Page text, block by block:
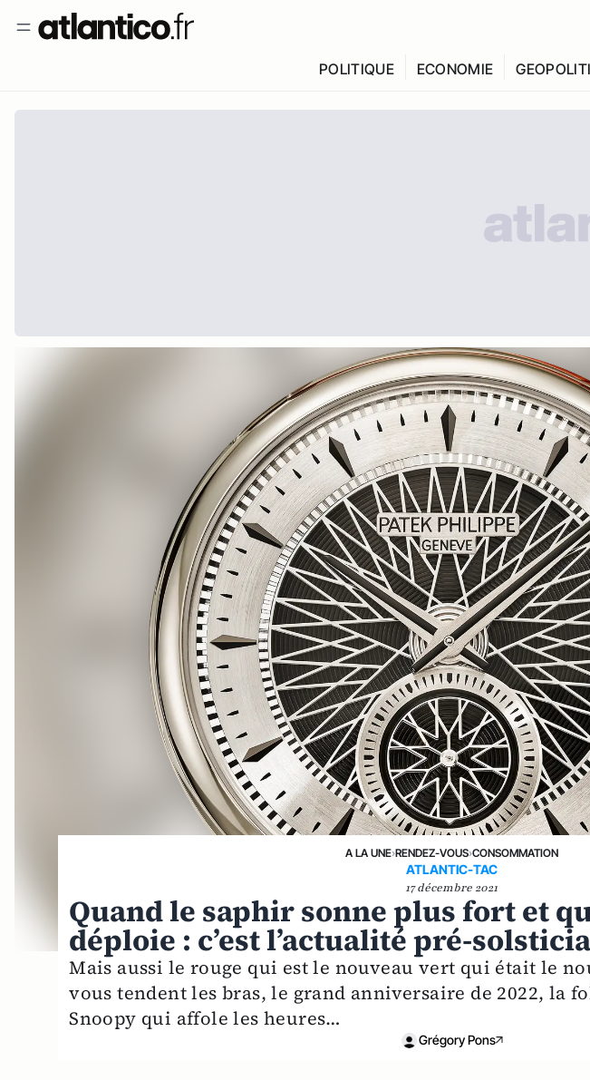
POLITIQUE ECONOMIE
A LA UNE›RENDEZ-VOUS›CONSOMMATION
ATLANTIC-TAC
17 décembre 2021
Quand le saphir sonne plus fort et
déploie : c’est l’actualité pré-
Mais aussi le rouge qui est le nouveau vert qui était le
vous tendent les bras, le grand anniversaire de 2022, la
Snoopy qui affole les heures…
Grégory Pons